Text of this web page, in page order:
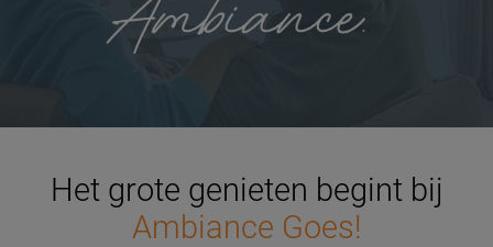
Het grote genieten begint bij
Ambiance Goes!